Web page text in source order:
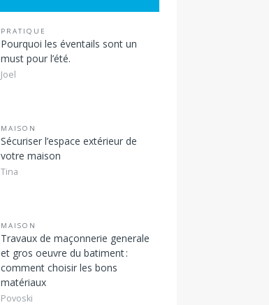
PRATIQUE
Pourquoi les éventails sont un
must pour l’été.
Joel
MAISON
Sécuriser l’espace extérieur de
votre maison
Tina
MAISON
Travaux de maçonnerie generale
et gros oeuvre du batiment :
comment choisir les bons
matériaux
Povoski